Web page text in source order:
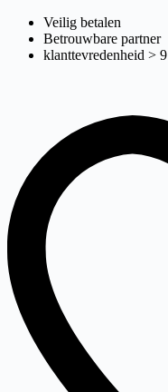
verbreding
naar
Veilig betalen
Betrouwbare partner
klanttevredenheid > 9